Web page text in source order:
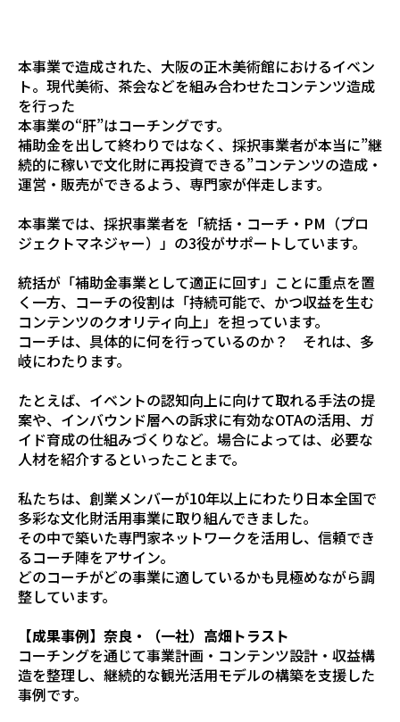
本事業で造成された、大阪の正木美術館におけるイベン
ト。現代美術、茶会などを組み合わせたコンテンツ造成
を行った
本事業の“肝”はコーチングです。
補助金を出して終わりではなく、採択事業者が本当に”継
続的に稼いで文化財に再投資できる”コンテンツの造成・
運営・販売ができるよう、専門家が伴走します。
本事業では、採択事業者を「統括・コーチ・PM（プロ
ジェクトマネジャー）」の3役がサポートしています。
統括が「補助金事業として適正に回す」ことに重点を置
く一方、コーチの役割は「持続可能で、かつ収益を生む
コンテンツのクオリティ向上」を担っています。
コーチは、具体的に何を行っているのか？ それは、多
岐にわたります。
たとえば、イベントの認知向上に向けて取れる手法の提
案や、インバウンド層への訴求に有効なOTAの活用、ガ
イド育成の仕組みづくりなど。場合によっては、必要な
人材を紹介するといったことまで。
私たちは、創業メンバーが10年以上にわたり日本全国で
多彩な文化財活用事業に取り組んできました。
その中で築いた専門家ネットワークを活用し、信頼でき
るコーチ陣をアサイン。
どのコーチがどの事業に適しているかも見極めながら調
整しています。
【成果事例】奈良・（一社）高畑トラスト
コーチングを通じて事業計画・コンテンツ設計・収益構
造を整理し、継続的な観光活用モデルの構築を支援した
事例です。